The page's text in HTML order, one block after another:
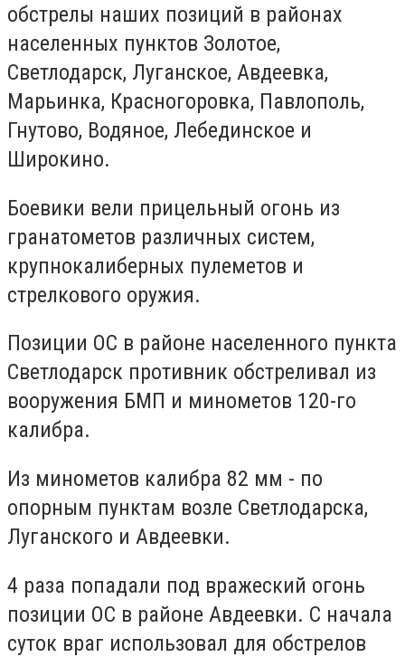
обстрелы наших позиций в районах
населенных пунктов Золотое,
Светлодарск, Луганское, Авдеевка,
Марьинка, Красногоровка, Павлополь,
Гнутово, Водяное, Лебединское и
Широкино.
Боевики вели прицельный огонь из
гранатометов различных систем,
крупнокалиберных пулеметов и
стрелкового оружия.
Позиции ОС в районе населенного пункта
Светлодарск противник обстреливал из
вооружения БМП и минометов 120-го
калибра.
Из минометов калибра 82 мм - по
опорным пунктам возле Светлодарска,
Луганского и Авдеевки.
4 раза попадали под вражеский огонь
позиции ОС в районе Авдеевки. С начала
суток враг использовал для обстрелов